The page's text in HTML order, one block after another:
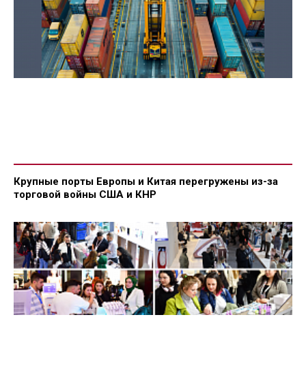
Крупные порты Европы и Китая перегружены из-за
торговой войны США и КНР